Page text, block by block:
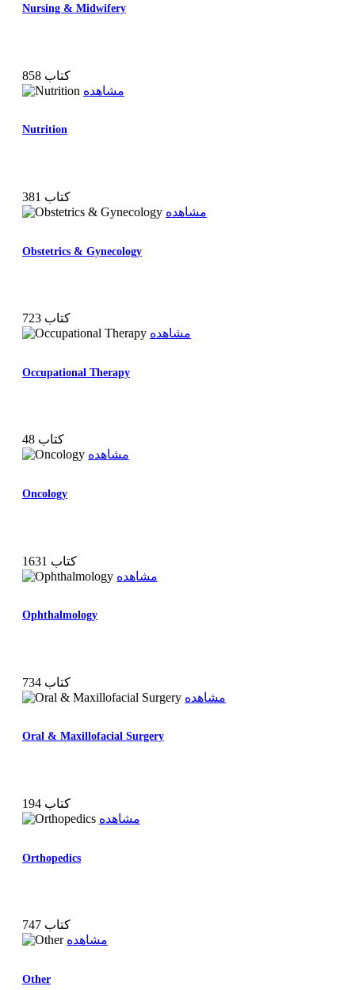
Nursing & Midwifery
858 کتاب
مشاهده
Nutrition
381 کتاب
مشاهده
Obstetrics & Gynecology
723 کتاب
مشاهده
Occupational Therapy
48 کتاب
مشاهده
Oncology
1631 کتاب
مشاهده
Ophthalmology
734 کتاب
مشاهده
Oral & Maxillofacial Surgery
194 کتاب
مشاهده
Orthopedics
747 کتاب
مشاهده
Other